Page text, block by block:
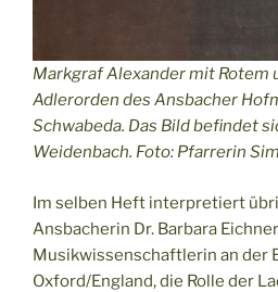
Markgraf Alexander mit Rotem
Adlerorden des Ansbacher
Schwabeda. Das Bild befindet
Weidenbach. Foto: Pfarrerin
Im selben Heft interpretiert
Ansbacherin Dr. Barbara
Musikwissenschaftlerin an der
Oxford/England, die Rolle der